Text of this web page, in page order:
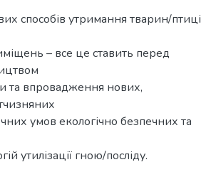
способів утримання тварин/птиці
– все це ставить перед
та впровадження нових,
умов екологічно безпечних та
утилізації гною/посліду.